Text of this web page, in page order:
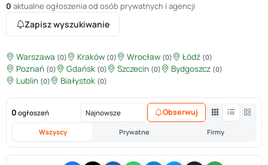
0 aktualne ogłoszenia od osób prywatnych i agencji
Zapisz wyszukiwanie
Warszawa (0) Kraków (0) Wrocław (0) Łódź (0)
Poznań (0) Gdańsk (0) Szczecin (0) Bydgoszcz (0)
Lublin (0) Białystok (0)
0 ogłoszeń
Wszyscy Prywatne Firmy
Obserwuj